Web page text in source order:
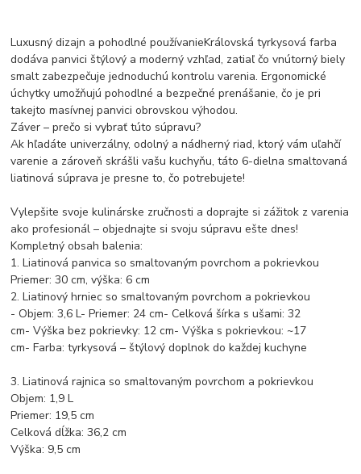
Luxusný dizajn a pohodlné používanieKrálovská tyrkysová farba
dodáva panvici štýlový a moderný vzhľad, zatiaľ čo vnútorný biely
smalt zabezpečuje jednoduchú kontrolu varenia. Ergonomické
úchytky umožňujú pohodlné a bezpečné prenášanie, čo je pri
takejto masívnej panvici obrovskou výhodou.
Záver – prečo si vybrať túto súpravu?
Ak hľadáte univerzálny, odolný a nádherný riad, ktorý vám uľahčí
varenie a zároveň skrášli vašu kuchyňu, táto 6-dielna smaltovaná
liatinová súprava je presne to, čo potrebujete!
Vylepšite svoje kulinárske zručnosti a doprajte si zážitok z varenia
ako profesionál – objednajte si svoju súpravu ešte dnes!
Kompletný obsah balenia:
1. Liatinová panvica so smaltovaným povrchom a pokrievkou
Priemer: 30 cm, výška: 6 cm
2. Liatinový hrniec so smaltovaným povrchom a pokrievkou
- Objem: 3,6 L- Priemer: 24 cm- Celková šírka s ušami: 32
cm- Výška bez pokrievky: 12 cm- Výška s pokrievkou: ~17
cm- Farba: tyrkysová – štýlový doplnok do každej kuchyne
3. Liatinová rajnica so smaltovaným povrchom a pokrievkou
Objem: 1,9 L
Priemer: 19,5 cm
Celková dĺžka: 36,2 cm
Výška: 9,5 cm